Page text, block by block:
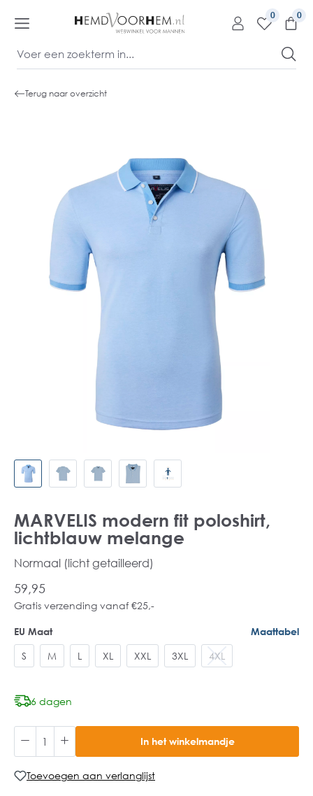
0
Terug naar overzicht
MARVELIS modern fit poloshirt,
lichtblauw melange
Normaal (licht getailleerd)
59,95
Gratis verzending vanaf €25,-
EU Maat Maattabel
S M L XL XXL 3XL 4XL
6 dagen
In het winkelmandje
Toevoegen aan verlanglijst